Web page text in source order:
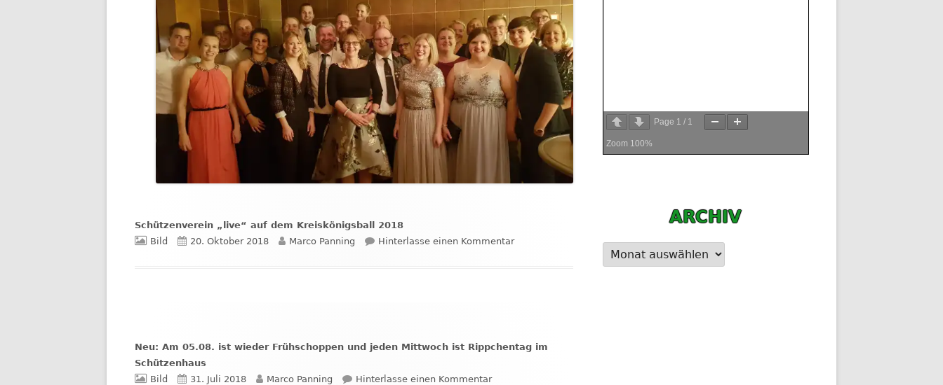
Schützenverein „live“ auf dem Kreiskönigsball 2018
Format
Bild
Veröffentlicht
20. Oktober 2018 Autor
Marco Panning Hinterlasse einen Kommentarzu Schützenverein „live“ auf dem Kreiskönigsball 2018
Neu: Am 05.08. ist wieder Frühschoppen und jeden Mittwoch ist Rippchentag im
Schützenhaus
Format
Bild
Veröffentlicht
31. Juli 2018 Autor
Marco Panning Hinterlasse einen Kommentarzu Neu: Am 05.08. ist wieder Frühschoppen und jeden Mittwoch ist Rippchentag im Schützenhaus
Page 1 / 1
Zoom 100%
ARCHIV
Archiv